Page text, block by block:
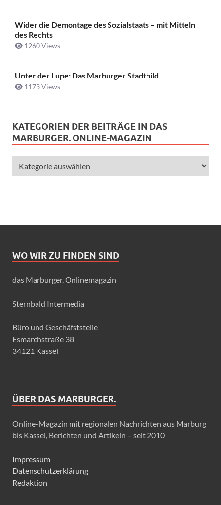
Wider die Demontage des Sozialstaats – mit Mitteln
des Rechts
1260 Views
Unter der Lupe: Das Marburger Stadtbild
1173 Views
KATEGORIEN DER BEITRÄGE IN DAS
MARBURGER. ONLINE-MAGAZIN
WO WIR ZU FINDEN SIND
das Marburger. Onlinemagazin
Sternbald Intermedia
Büro und Geschäfststelle
Esmarchstraße 38
34121 Kassel
ÜBER DAS MARBURGER.
Online-Magazin mit regionalen Nachrichten aus Marburg
bis Kassel, Berichten und Artikeln – seit 2010
Impressum
Datenschutzerklärung
Redaktion